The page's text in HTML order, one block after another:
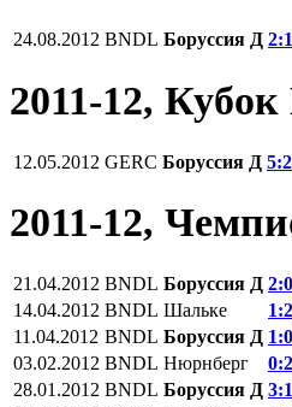
24.08.2012 BNDL Боруссия Д 2:1
2011-12,
12.05.2012 GERC Боруссия Д 5:2
2011-12,
21.04.2012 BNDL Боруссия Д 2:0
14.04.2012 BNDL Шальке 1:2
11.04.2012 BNDL Боруссия Д 1:0
03.02.2012 BNDL Нюрнберг 0:2
28.01.2012 BNDL Боруссия Д 3:1